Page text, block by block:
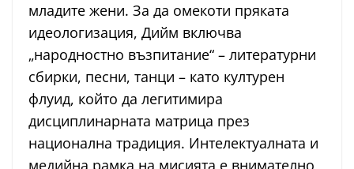
младите жени. За да омекоти пряката
идеологизация, Дийм включва
„народностно възпитание“ – литературни
сбирки, песни, танци – като културен
флуид, който да легитимира
дисциплинарната матрица през
национална традиция. Интелектуалната и